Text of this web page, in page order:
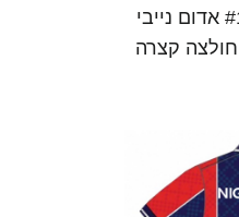
גברים טרנט רנדל #17 אדום נייבי